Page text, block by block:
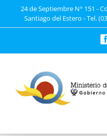
24 de Septiembre N° 151 -
Santiago del Estero - Tel.